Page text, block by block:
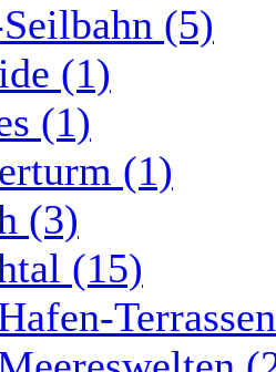
(5)
(1)
(1)
(1)
(3)
(15)